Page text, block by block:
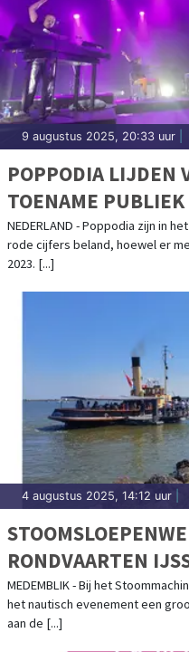
9 augustus 2025, 20:33 uur
POPPODIA LIJDEN
TOENAME PUBLIEK
NEDERLAND - Poppodia zijn in
rode cijfers beland, hoewel er
2023. [...]
4 augustus 2025, 14:12 uur
RONDVAARTEN
AUGUSTUS
MEDEMBLIK - Bij het
het nautisch evenement een
aan de [...]